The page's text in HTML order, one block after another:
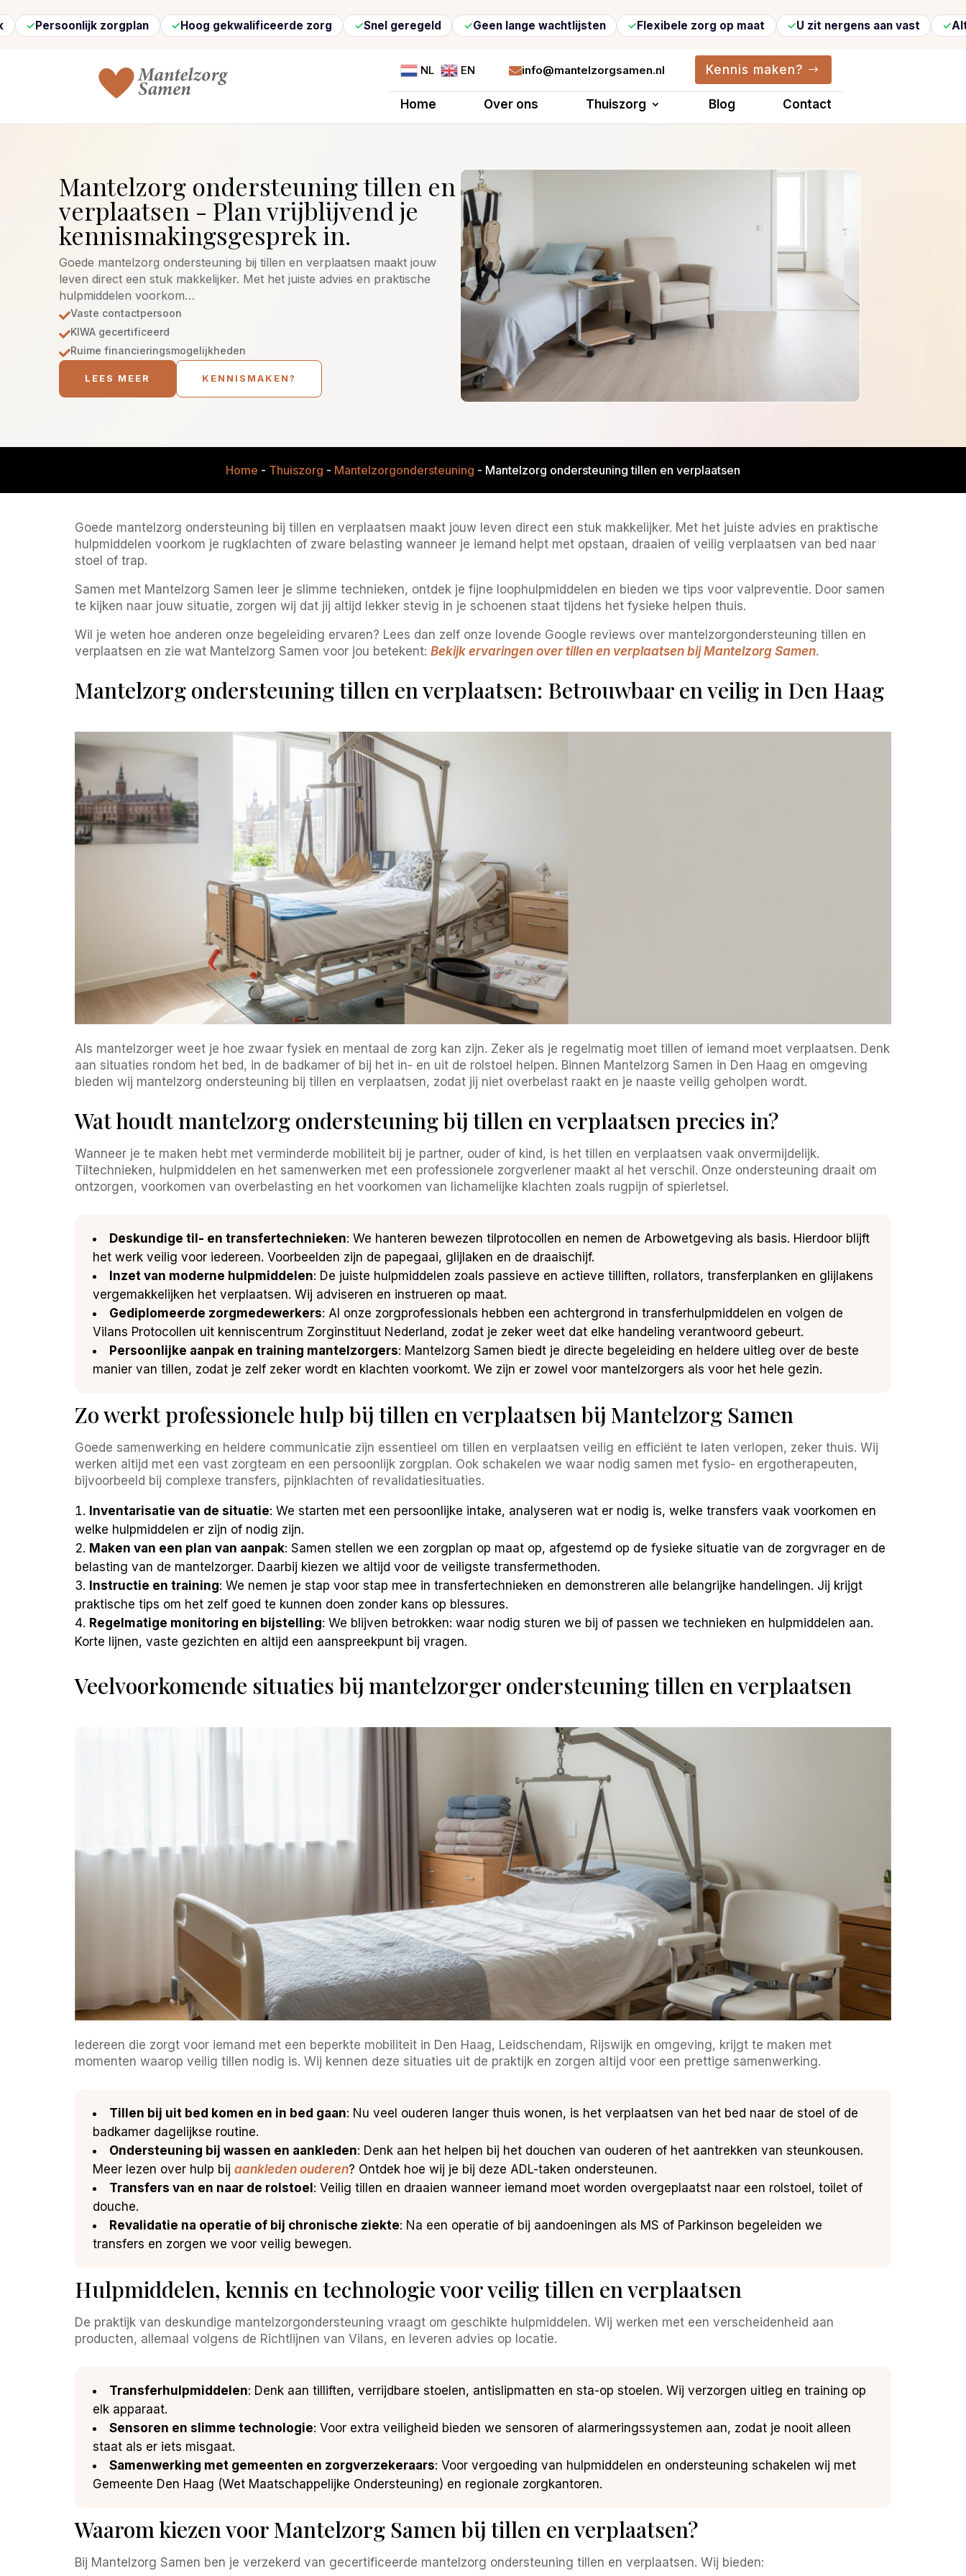
zorgplan Hoog gekwalificeerde zorg Snel geregeld Geen lange wachtlijsten Flexibele zorg op maat U zit nergens aan vast Altijd
NL EN info@mantelzorgsamen.nl Kennis maken?
Home Over ons Thuiszorg Blog Contact
Mantelzorg ondersteuning tillen en
verplaatsen - Plan vrijblijvend je
kennismakingsgesprek in.
Goede mantelzorg ondersteuning bij tillen en verplaatsen maakt jouw
leven direct een stuk makkelijker. Met het juiste advies en praktische
hulpmiddelen voorkom…
Vaste contactpersoon
KIWA gecertificeerd
Ruime financieringsmogelijkheden
LEES MEER KENNISMAKEN?
Home - Thuiszorg - Mantelzorgondersteuning - Mantelzorg ondersteuning tillen en verplaatsen
Goede mantelzorg ondersteuning bij tillen en verplaatsen maakt jouw leven direct een stuk makkelijker. Met het juiste advies en praktische
hulpmiddelen voorkom je rugklachten of zware belasting wanneer je iemand helpt met opstaan, draaien of veilig verplaatsen van bed naar
stoel of trap.
Samen met Mantelzorg Samen leer je slimme technieken, ontdek je fijne loophulpmiddelen en bieden we tips voor valpreventie. Door samen
te kijken naar jouw situatie, zorgen wij dat jij altijd lekker stevig in je schoenen staat tijdens het fysieke helpen thuis.
Wil je weten hoe anderen onze begeleiding ervaren? Lees dan zelf onze lovende Google reviews over mantelzorgondersteuning tillen en
verplaatsen en zie wat Mantelzorg Samen voor jou betekent: Bekijk ervaringen over tillen en verplaatsen bij Mantelzorg Samen.
Mantelzorg ondersteuning tillen en verplaatsen: Betrouwbaar en veilig in Den Haag
Als mantelzorger weet je hoe zwaar fysiek en mentaal de zorg kan zijn. Zeker als je regelmatig moet tillen of iemand moet verplaatsen. Denk
aan situaties rondom het bed, in de badkamer of bij het in- en uit de rolstoel helpen. Binnen Mantelzorg Samen in Den Haag en omgeving
bieden wij mantelzorg ondersteuning bij tillen en verplaatsen, zodat jij niet overbelast raakt en je naaste veilig geholpen wordt.
Wat houdt mantelzorg ondersteuning bij tillen en verplaatsen precies in?
Wanneer je te maken hebt met verminderde mobiliteit bij je partner, ouder of kind, is het tillen en verplaatsen vaak onvermijdelijk.
Tiltechnieken, hulpmiddelen en het samenwerken met een professionele zorgverlener maakt al het verschil. Onze ondersteuning draait om
ontzorgen, voorkomen van overbelasting en het voorkomen van lichamelijke klachten zoals rugpijn of spierletsel.
Deskundige til- en transfertechnieken: We hanteren bewezen tilprotocollen en nemen de Arbowetgeving als basis. Hierdoor blijft
het werk veilig voor iedereen. Voorbeelden zijn de papegaai, glijlaken en de draaischijf.
Inzet van moderne hulpmiddelen: De juiste hulpmiddelen zoals passieve en actieve tilliften, rollators, transferplanken en glijlakens
vergemakkelijken het verplaatsen. Wij adviseren en instrueren op maat.
Gediplomeerde zorgmedewerkers: Al onze zorgprofessionals hebben een achtergrond in transferhulpmiddelen en volgen de
Vilans Protocollen uit kenniscentrum Zorginstituut Nederland, zodat je zeker weet dat elke handeling verantwoord gebeurt.
Persoonlijke aanpak en training mantelzorgers: Mantelzorg Samen biedt je directe begeleiding en heldere uitleg over de beste
manier van tillen, zodat je zelf zeker wordt en klachten voorkomt. We zijn er zowel voor mantelzorgers als voor het hele gezin.
Zo werkt professionele hulp bij tillen en verplaatsen bij Mantelzorg Samen
Goede samenwerking en heldere communicatie zijn essentieel om tillen en verplaatsen veilig en efficiënt te laten verlopen, zeker thuis. Wij
werken altijd met een vast zorgteam en een persoonlijk zorgplan. Ook schakelen we waar nodig samen met fysio- en ergotherapeuten,
bijvoorbeeld bij complexe transfers, pijnklachten of revalidatiesituaties.
Inventarisatie van de situatie: We starten met een persoonlijke intake, analyseren wat er nodig is, welke transfers vaak voorkomen en
welke hulpmiddelen er zijn of nodig zijn.
Maken van een plan van aanpak: Samen stellen we een zorgplan op maat op, afgestemd op de fysieke situatie van de zorgvrager en de
belasting van de mantelzorger. Daarbij kiezen we altijd voor de veiligste transfermethoden.
Instructie en training: We nemen je stap voor stap mee in transfertechnieken en demonstreren alle belangrijke handelingen. Jij krijgt
praktische tips om het zelf goed te kunnen doen zonder kans op blessures.
Regelmatige monitoring en bijstelling: We blijven betrokken: waar nodig sturen we bij of passen we technieken en hulpmiddelen aan.
Korte lijnen, vaste gezichten en altijd een aanspreekpunt bij vragen.
Veelvoorkomende situaties bij mantelzorger ondersteuning tillen en verplaatsen
Iedereen die zorgt voor iemand met een beperkte mobiliteit in Den Haag, Leidschendam, Rijswijk en omgeving, krijgt te maken met
momenten waarop veilig tillen nodig is. Wij kennen deze situaties uit de praktijk en zorgen altijd voor een prettige samenwerking.
Tillen bij uit bed komen en in bed gaan: Nu veel ouderen langer thuis wonen, is het verplaatsen van het bed naar de stoel of de
badkamer dagelijkse routine.
Ondersteuning bij wassen en aankleden: Denk aan het helpen bij het douchen van ouderen of het aantrekken van steunkousen.
Meer lezen over hulp bij aankleden ouderen? Ontdek hoe wij je bij deze ADL-taken ondersteunen.
Transfers van en naar de rolstoel: Veilig tillen en draaien wanneer iemand moet worden overgeplaatst naar een rolstoel, toilet of
douche.
Revalidatie na operatie of bij chronische ziekte: Na een operatie of bij aandoeningen als MS of Parkinson begeleiden we
transfers en zorgen we voor veilig bewegen.
Hulpmiddelen, kennis en technologie voor veilig tillen en verplaatsen
De praktijk van deskundige mantelzorgondersteuning vraagt om geschikte hulpmiddelen. Wij werken met een verscheidenheid aan
producten, allemaal volgens de Richtlijnen van Vilans, en leveren advies op locatie.
Transferhulpmiddelen: Denk aan tilliften, verrijdbare stoelen, antislipmatten en sta-op stoelen. Wij verzorgen uitleg en training op
elk apparaat.
Sensoren en slimme technologie: Voor extra veiligheid bieden we sensoren of alarmeringssystemen aan, zodat je nooit alleen
staat als er iets misgaat.
Samenwerking met gemeenten en zorgverzekeraars: Voor vergoeding van hulpmiddelen en ondersteuning schakelen wij met
Gemeente Den Haag (Wet Maatschappelijke Ondersteuning) en regionale zorgkantoren.
Waarom kiezen voor Mantelzorg Samen bij tillen en verplaatsen?
Bij Mantelzorg Samen ben je verzekerd van gecertificeerde mantelzorg ondersteuning tillen en verplaatsen. Wij bieden: